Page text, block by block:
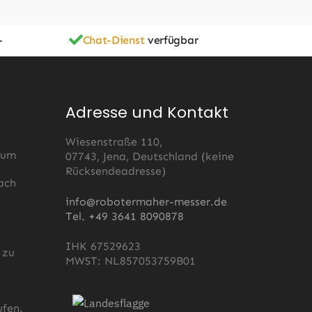
Chat-Dienstverfügbar
Adresse und Kontakt
Wiesenstraße 110,
07743, Jena, Deutschland (keine
Rücksendeadresse)
info@robotermaher-messer.de
Tel. +49 3641 8090878
IHK 67529623
MWST: NL857053759B01